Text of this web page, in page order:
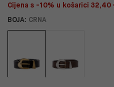
Cijena s -10% u košarici
BOJA: CRNA